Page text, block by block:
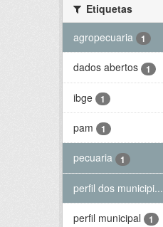
Etiquetas
agropecuaria
1
dados abertos 1
ibge 1
pam 1
pecuaria 1
perfil dos municipi...
perfil municipal 1